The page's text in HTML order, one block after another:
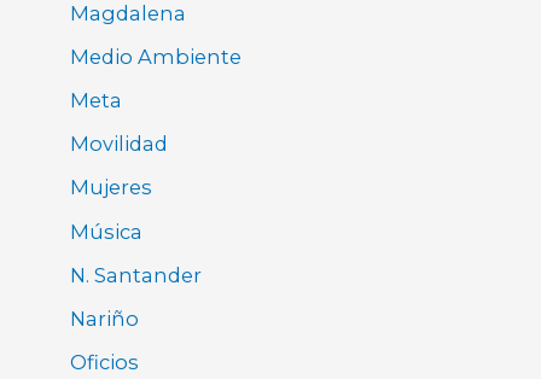
Magdalena
Medio Ambiente
Meta
Movilidad
Mujeres
Música
N. Santander
Nariño
Oficios